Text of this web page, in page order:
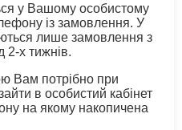
у Вашому особистому
із замовлення. У
лише замовлення з
2-х тижнів.
Вам потрібно при
в особистий кабінет
на якому накопичена